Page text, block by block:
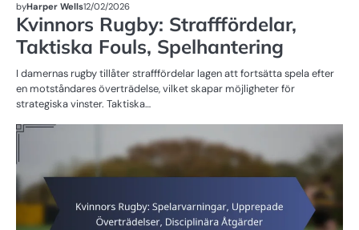
byHarper Wells12/02/2026
Kvinnors Rugby: Strafffördelar,
Taktiska Fouls, Spelhantering
I damernas rugby tillåter strafffördelar lagen att fortsätta spela efter
en motståndares överträdelse, vilket skapar möjligheter för
strategiska vinster. Taktiska…